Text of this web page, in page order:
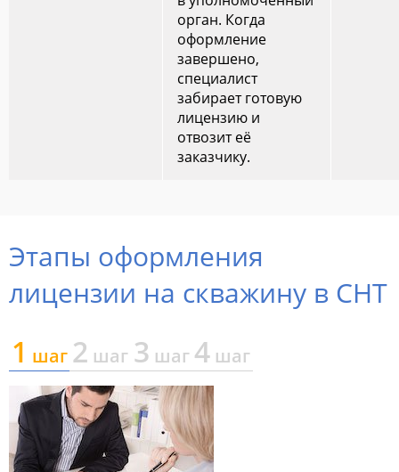
орган. Когда
оформление
завершено,
специалист
забирает готовую
лицензию и
отвозит её
заказчику.
Этапы оформления
лицензии на скважину в СНТ
1 шаг 2 шаг 3 шаг 4 шаг